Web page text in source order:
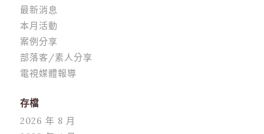
最新消息
本月活動
案例分享
部落客/素人分享
電視媒體報導
存檔
2026 年 8 月